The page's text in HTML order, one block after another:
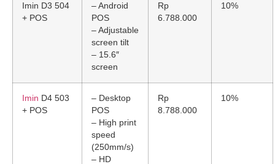
Imin D3 504
+ POS
– Android
POS
– Adjustable
screen tilt
– 15.6″
screen
Rp
6.788.000
10%
Imin D4 503
+ POS
– Desktop
POS
– High print
speed
(250mm/s)
– HD
Rp
8.788.000
10%